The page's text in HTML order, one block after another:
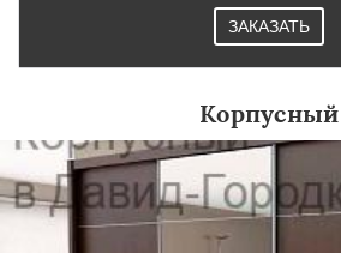
ЗАКАЗАТЬ
Корпусный